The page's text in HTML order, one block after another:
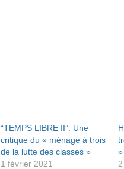
“TEMPS LIBRE II”: Une
critique du « ménage à trois
de la lutte des classes »
1 février 2021
»